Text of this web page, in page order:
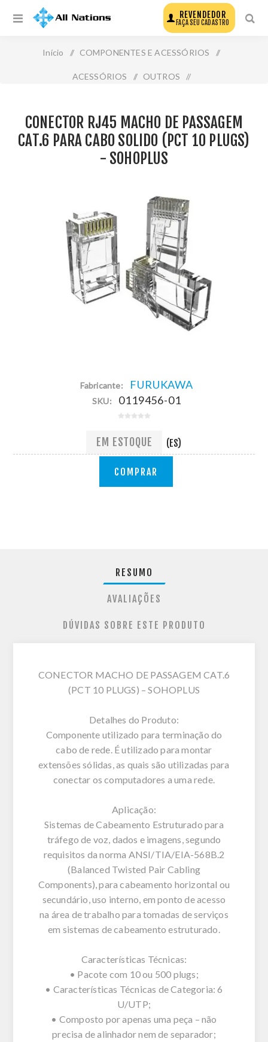
REVENDEDOR
FAÇA SEU CADASTRO
Início / COMPONENTES E ACESSÓRIOS /
ACESSÓRIOS / OUTROS /
Solido (Pct 10 Plugs) - Sohoplus
CONECTOR RJ45 MACHO DE PASSAGEM
CAT.6 PARA CABO SOLIDO (PCT 10 PLUGS)
- SOHOPLUS
Fabricante: FURUKAWA
SKU: 0119456-01
EM ESTOQUE (ES)
COMPRAR
RESUMO
AVALIAÇÕES
DÚVIDAS SOBRE ESTE PRODUTO
CONECTOR MACHO DE PASSAGEM CAT.6
(PCT 10 PLUGS) – SOHOPLUS
Detalhes do Produto:
Componente utilizado para terminação do
cabo de rede. É utilizado para montar
extensões sólidas, as quais são utilizadas para
conectar os computadores a uma rede.
Aplicação:
Sistemas de Cabeamento Estruturado para
tráfego de voz, dados e imagens, segundo
requisitos da norma ANSI/TIA/EIA-568B.2
(Balanced Twisted Pair Cabling
Components), para cabeamento horizontal ou
secundário, uso interno, em ponto de acesso
na área de trabalho para tomadas de serviços
em sistemas de cabeamento estruturado.
Características Técnicas:
• Pacote com 10 ou 500 plugs;
• Características Técnicas de Categoria: 6
U/UTP;
• Composto por apenas uma peça – não
precisa de alinhador nem de separador;